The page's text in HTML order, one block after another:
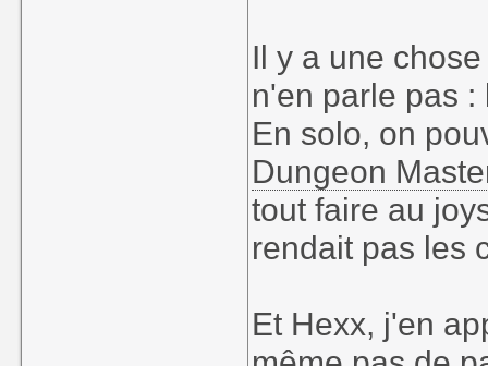
Il y a une
n'en parle pas
En solo, on
Dungeon
tout faire au
rendait pas les
Et Hexx, j'en